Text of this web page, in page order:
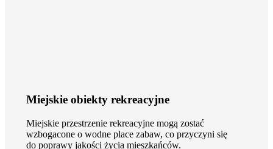
Miejskie obiekty rekreacyjne
Miejskie przestrzenie rekreacyjne mogą zostać
wzbogacone o wodne place zabaw, co przyczyni się
do poprawy jakości życia mieszkańców.